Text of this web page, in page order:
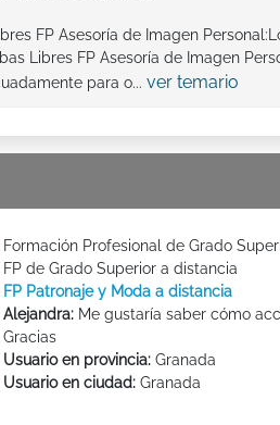
FP Asesoría de Imagen
Libres FP Asesoría de Imagen
para o... ver temario
Formación Profesional de Grado
FP de Grado Superior a distancia
FP Patronaje y Moda a distancia
Alejandra: Me gustaría saber cómo
Gracias
Usuario en provincia: Granada
Usuario en ciudad: Granada